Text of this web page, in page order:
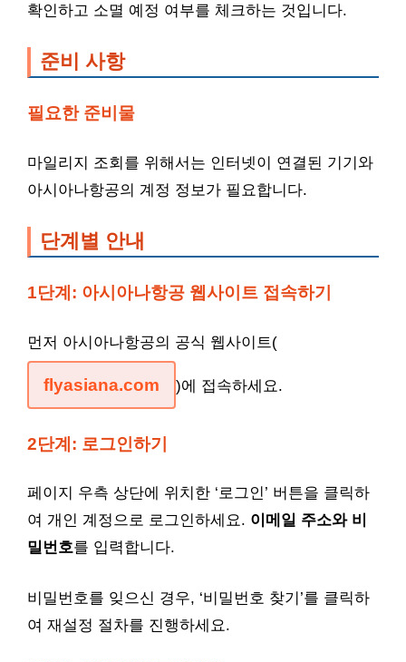
확인하고 소멸 예정 여부를 체크하는 것입니다.
준비 사항
필요한 준비물
마일리지 조회를 위해서는 인터넷이 연결된 기기와
아시아나항공의 계정 정보가 필요합니다.
단계별 안내
1단계: 아시아나항공 웹사이트 접속하기
먼저 아시아나항공의 공식 웹사이트(
flyasiana.com )에 접속하세요.
2단계: 로그인하기
페이지 우측 상단에 위치한 ‘로그인’ 버튼을 클릭하
여 개인 계정으로 로그인하세요. 이메일 주소와 비
밀번호를 입력합니다.
비밀번호를 잊으신 경우, ‘비밀번호 찾기’를 클릭하
여 재설정 절차를 진행하세요.